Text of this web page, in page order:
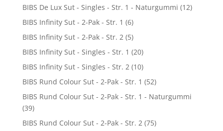
BIBS De Lux Sut - Singles - Str. 1 - Naturgummi (12)
BIBS Infinity Sut - 2-Pak - Str. 1 (6)
BIBS Infinity Sut - 2-Pak - Str. 2 (5)
BIBS Infinity Sut - Singles - Str. 1 (20)
BIBS Infinity Sut - Singles - Str. 2 (10)
BIBS Rund Colour Sut - 2-Pak - Str. 1 (52)
BIBS Rund Colour Sut - 2-Pak - Str. 1 - Naturgummi
(39)
BIBS Rund Colour Sut - 2-Pak - Str. 2 (75)